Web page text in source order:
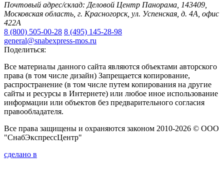
Почтовый адрес/склад: Деловой Центр Панорама, 143409,
Московская область, г. Красногорск, ул. Успенская, д. 4А, офис
422А
8 (800) 505-00-28 8 (495) 145-28-98
general@snabexpress-mos.ru
Поделиться:
Все материалы данного сайта являются объектами авторского
права (в том числе дизайн) Запрещается копирование,
распространение (в том числе путем копирования на другие
сайты и ресурсы в Интернете) или любое иное использование
информации или объектов без предварительного согласия
правообладателя.
Все права защищены и охраняются законом 2010-2026 © ООО
"СнабЭкспрессЦентр"
сделано в